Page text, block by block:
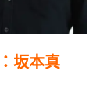
坂本真